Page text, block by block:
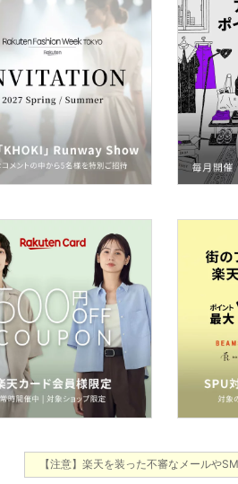
【注意】楽天を装った不審なメールや